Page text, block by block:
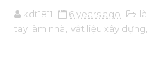
kdt1811 6 years ago
tay làm nhà vật liệu xây dựng